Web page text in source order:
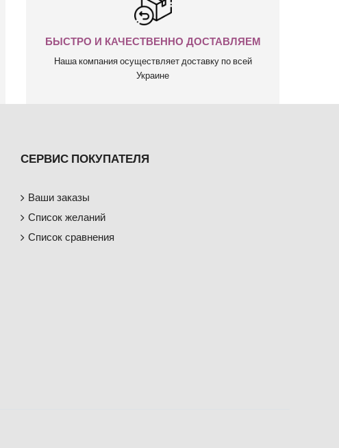
БЫСТРО И КАЧЕСТВЕННО ДОСТАВЛЯЕМ
Наша компания осуществляет доставку по всей
Украине
СЕРВИС ПОКУПАТЕЛЯ
Ваши заказы
Список желаний
Список сравнения